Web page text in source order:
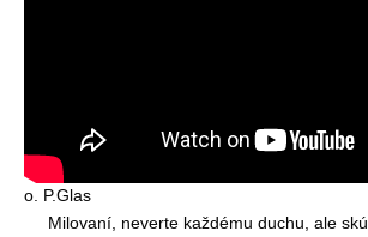
o. P.Glas
Milovaní, neverte každému duchu, ale